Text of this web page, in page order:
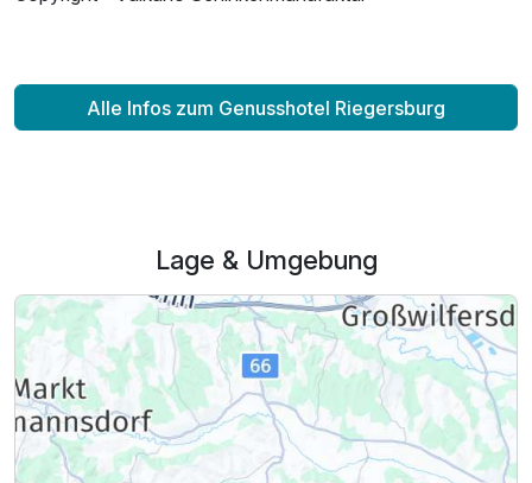
Alle Infos zum Genusshotel Riegersburg
Lage & Umgebung